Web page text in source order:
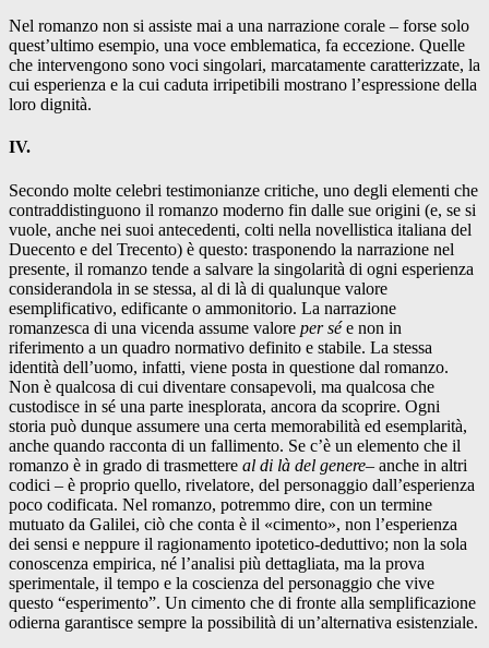
Nel romanzo non si assiste mai a una narrazione corale – forse solo
quest’ultimo esempio, una voce emblematica, fa eccezione. Quelle
che intervengono sono voci singolari, marcatamente caratterizzate, la
cui esperienza e la cui caduta irripetibili mostrano l’espressione della
loro dignità.
IV.
Secondo molte celebri testimonianze critiche, uno degli elementi che
contraddistinguono il romanzo moderno fin dalle sue origini (e, se si
vuole, anche nei suoi antecedenti, colti nella novellistica italiana del
Duecento e del Trecento) è questo: trasponendo la narrazione nel
presente, il romanzo tende a salvare la singolarità di ogni esperienza
considerandola in se stessa, al di là di qualunque valore
esemplificativo, edificante o ammonitorio. La narrazione
romanzesca di una vicenda assume valore per sée non in
riferimento a un quadro normativo definito e stabile. La stessa
identità dell’uomo, infatti, viene posta in questione dal romanzo.
Non è qualcosa di cui diventare consapevoli, ma qualcosa che
custodisce in sé una parte inesplorata, ancora da scoprire. Ogni
storia può dunque assumere una certa memorabilità ed esemplarità,
anche quando racconta di un fallimento. Se c’è un elemento che il
romanzo è in grado di trasmettere al di là del genere– anche in altri
codici – è proprio quello, rivelatore, del personaggio dall’esperienza
poco codificata. Nel romanzo, potremmo dire, con un termine
mutuato da Galilei, ciò che conta è il «cimento», non l’esperienza
dei sensi e neppure il ragionamento ipotetico-deduttivo; non la sola
conoscenza empirica, né l’analisi più dettagliata, ma la prova
sperimentale, il tempo e la coscienza del personaggio che vive
questo “esperimento”. Un cimento che di fronte alla semplificazione
odierna garantisce sempre la possibilità di un’alternativa esistenziale.